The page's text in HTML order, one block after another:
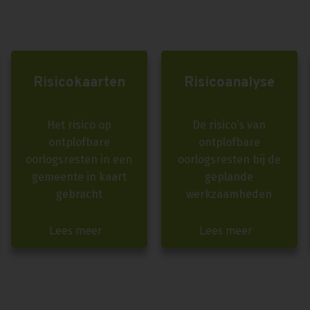
Risicokaarten
Het risico op
ontplofbare
oorlogsresten in een
gemeente in kaart
gebracht
Lees meer
Risicoanalyse
De risico’s van
ontplofbare
oorlogsresten bij de
geplande
werkzaamheden
Lees meer